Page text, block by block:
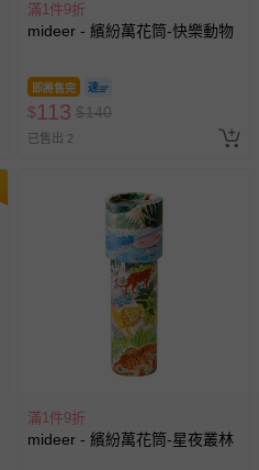
滿1件9折
mideer - 繽紛萬花筒-快樂動物
即將售完
$113 $140
已售出 2
滿1件9折
mideer - 繽紛萬花筒-星夜叢林